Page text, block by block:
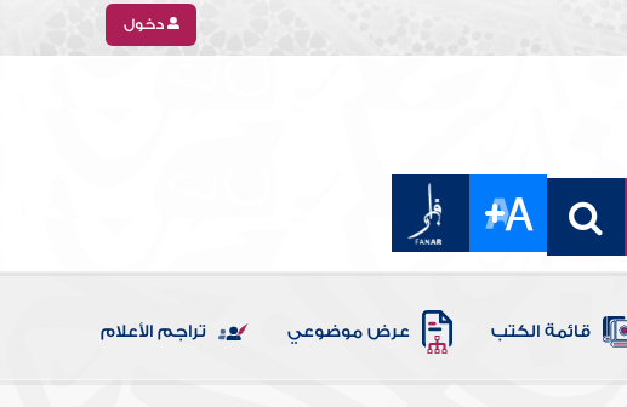
دخول
قائمة الكتب عرض موضوعي تراجم الأعلام